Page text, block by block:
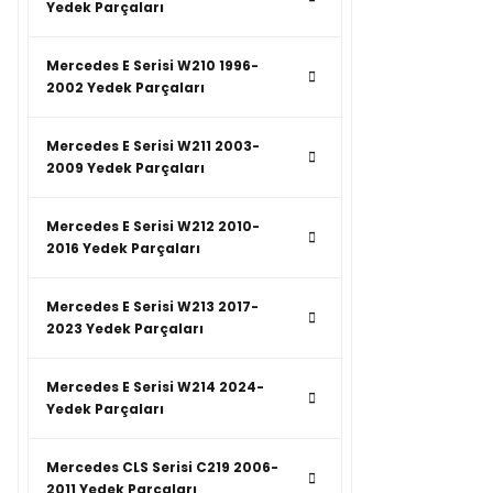
Yedek Parçaları
Mercedes E Serisi W210 1996-
2002 Yedek Parçaları
Mercedes E Serisi W211 2003-
2009 Yedek Parçaları
Mercedes E Serisi W212 2010-
2016 Yedek Parçaları
Mercedes E Serisi W213 2017-
2023 Yedek Parçaları
Mercedes E Serisi W214 2024-
Yedek Parçaları
Mercedes CLS Serisi C219 2006-
2011 Yedek Parçaları